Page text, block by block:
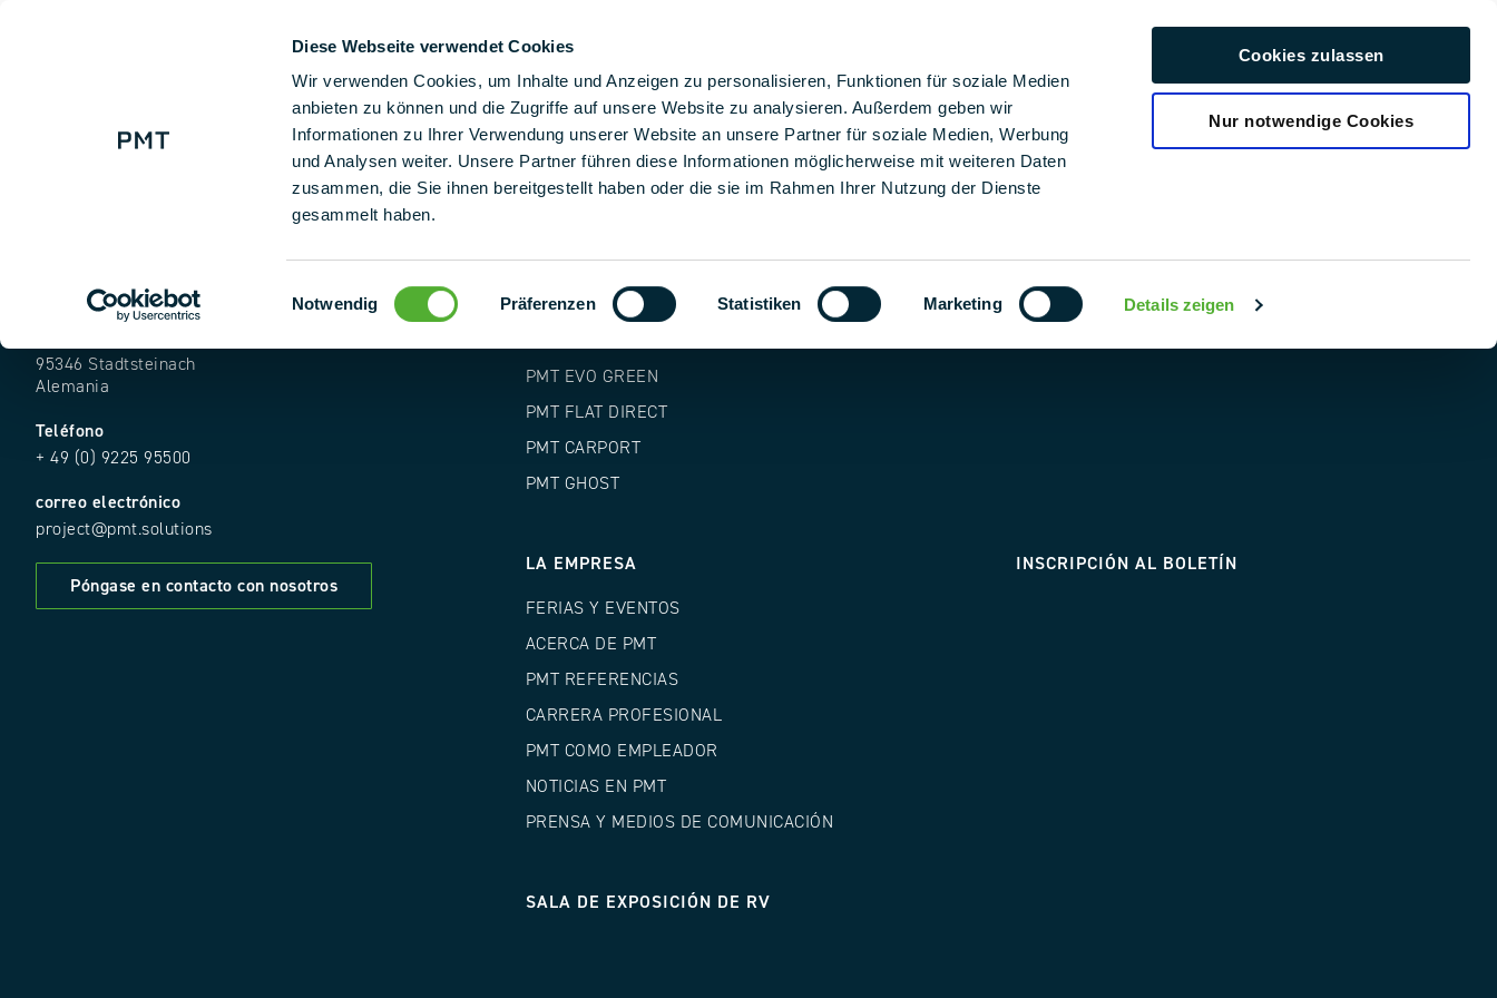
Diese Webseite verwendet Cookies
Wir verwenden Cookies, um Inhalte und Anzeigen zu personalisieren, Funktionen für soziale Medien
anbieten zu können und die Zugriffe auf unsere Website zu analysieren. Außerdem geben wir
Informationen zu Ihrer Verwendung unserer Website an unsere Partner für soziale Medien, Werbung
und Analysen weiter. Unsere Partner führen diese Informationen möglicherweise mit weiteren Daten
zusammen, die Sie ihnen bereitgestellt haben oder die sie im Rahmen Ihrer Nutzung der Dienste
gesammelt haben.
Einwilligungsauswahl
Notwendig Präferenzen Statistiken Marketing Details zeigen
Cookies zulassen
Nur notwendige Cookies
+ 49 (0) 9225 95500 Nuestras soluciones de montaje Español
Dirección
95346 Stadtsteinach
Alemania
Teléfono
+ 49 (0) 9225 95500
correo electrónico
project@pmt.solutions
Póngase en contacto con nosotros
PRODUCTOS
PMT EVO 2.1 EW
PMT EVO GREEN
PMT FLAT DIRECT
PMT CARPORT
PMT GHOST
SERVICIO Y AYUDA
PMT PLAN | PMT
DESCARGAS
LA EMPRESA
FERIAS Y EVENTOS
ACERCA DE PMT
PMT REFERENCIAS
CARRERA PROFESIONAL
PMT COMO EMPLEADOR
NOTICIAS EN PMT
PRENSA Y MEDIOS DE COMUNICACIÓN
INSCRIPCIÓN AL BOLETÍN
SALA DE EXPOSICIÓN DE RV